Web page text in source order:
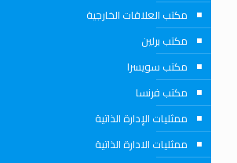
مكتب العلاقات الخارجية
مكتب برلين
مكتب سويسرا
مكتب فرنسا
ممثليات الإدارة الذاتية
ممثليات الادارة الذاتية